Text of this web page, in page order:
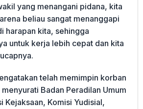
yang menangani pidana, kita
beliau sangat menanggapi
harapan kita, sehingga
untuk kerja lebih cepat dan kita
telah memimpin korban
Badan Peradilan Umum
Kejaksaan, Komisi Yudisial,